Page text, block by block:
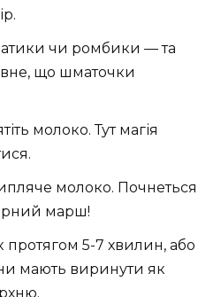
чи ромбики — та
що шматочки
молоко. Тут магія
молоко. Почнеться
марш!
протягом 5-7 хвилин, або
мають виринути як